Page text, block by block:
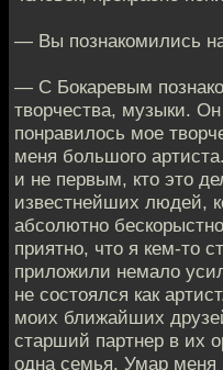
— Вы познакомились
— С Бокаревым
творчества, музыки.
понравилось мое
меня большого
и не первым, кто это
известнейших людей,
абсолютно
приятно, что я кем-то
приложили немало
не состоялся как
моих ближайших
старший партнер в их
одна семья. Умар меня